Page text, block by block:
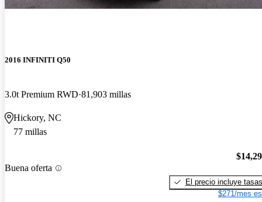
2016 INFINITI Q50
3.0t Premium RWD 81,903 millas
Hickory, NC
77 millas
Buena oferta
El precio incluye tasas
$271/mes